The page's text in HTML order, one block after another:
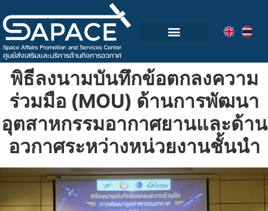
พิธีลงนามบันทึกข้อตกลงความ
ร่วมมือ (MOU) ด้านการพัฒนา
อุตสาหกรรมอากาศยานและด้าน
อวกาศระหว่างหน่วยงานชั้นนำ